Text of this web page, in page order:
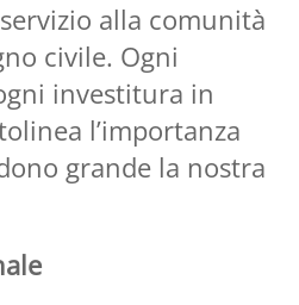
alla comunità
civile. Ogni
investitura in
l’importanza
grande la nostra